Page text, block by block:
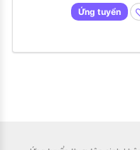
Ứng tuyển